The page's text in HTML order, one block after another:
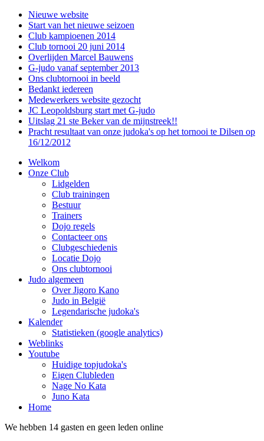
Nieuwe website
Start van het nieuwe seizoen
Club kampioenen 2014
Club tornooi 20 juni 2014
Overlijden Marcel Bauwens
G-judo vanaf september 2013
Ons clubtornooi in beeld
Bedankt iedereen
Medewerkers website gezocht
JC Leopoldsburg start met G-judo
Uitslag 21 ste Beker van de mijnstreek!!
Pracht resultaat van onze judoka's op het tornooi te Dilsen op
16/12/2012
Welkom
Onze Club
Lidgelden
Club trainingen
Bestuur
Trainers
Dojo regels
Contacteer ons
Clubgeschiedenis
Locatie Dojo
Ons clubtornooi
Judo algemeen
Over Jigoro Kano
Judo in België
Legendarische judoka's
Kalender
Statistieken (google analytics)
Weblinks
Youtube
Huidige topjudoka's
Eigen Clubleden
Nage No Kata
Juno Kata
Home
We hebben 14 gasten en geen leden online